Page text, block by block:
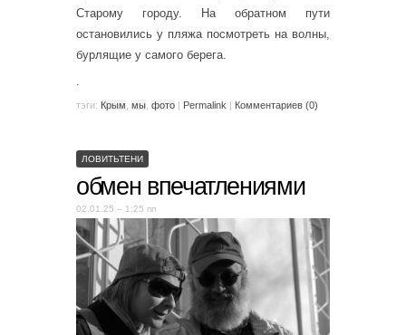
Старому городу. На обратном пути
остановились у пляжа посмотреть на волны,
бурлящие у самого берега.
.
тэги: Крым мы фото | Permalink | Комментариев (0)
ЛОВИТЬТЕНИ
обмен впечатлениями
02.01.25 – 1:25 пп